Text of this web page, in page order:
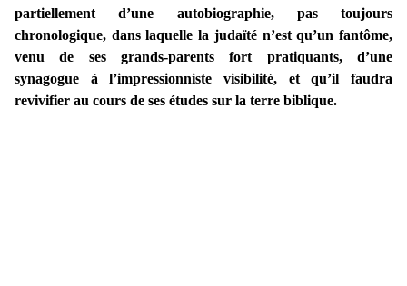
partiellement d’une autobiographie, pas toujours
chronologique, dans laquelle la judaïté n’est qu’un fantôme,
venu de ses grands-parents fort pratiquants, d’une
synagogue à l’impressionniste visibilité, et qu’il faudra
revivifier au cours de ses études sur la terre biblique.